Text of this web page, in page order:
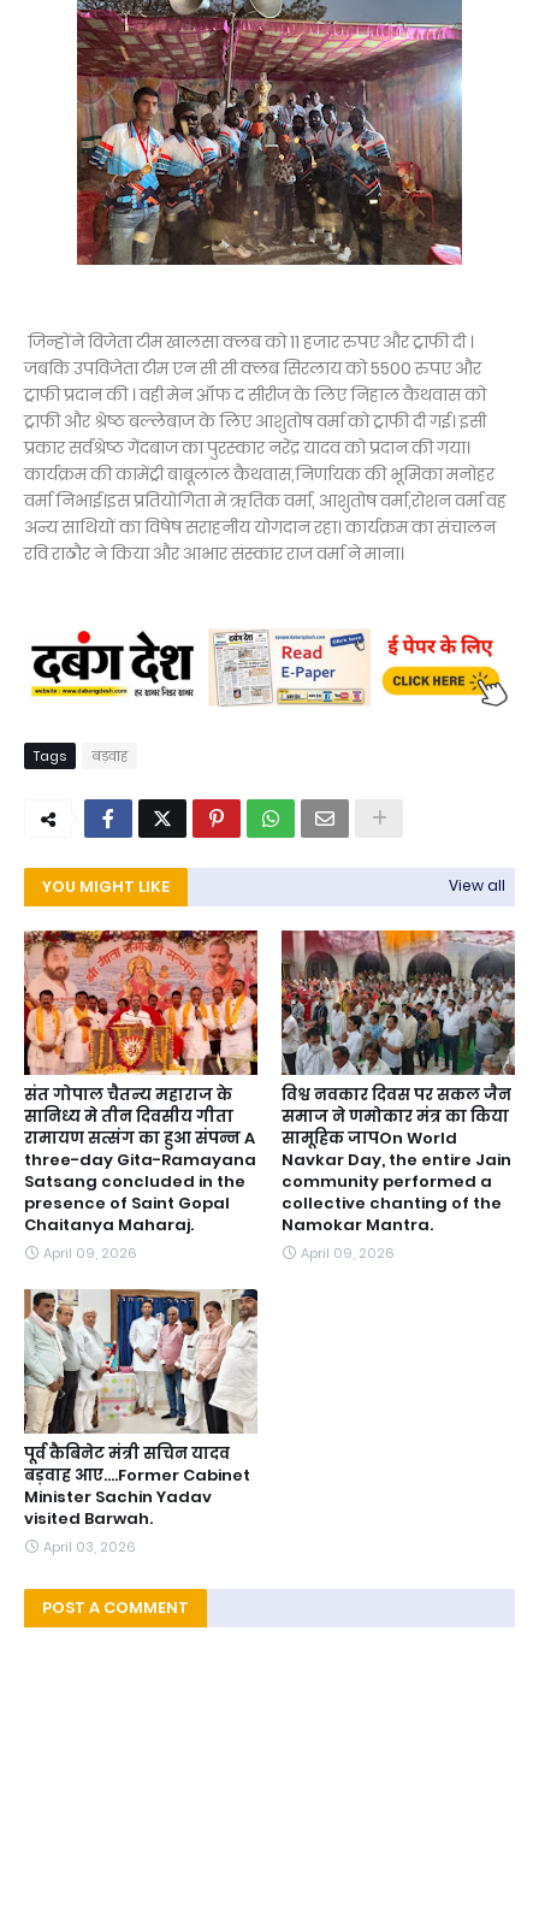
जिन्होंने विजेता टीम खालसा क्लब को 11 हजार रुपए और ट्राफी दी ।
जबकि उपविजेता टीम एन सी सी क्लब सिरलाय को 5500 रुपए और
ट्राफी प्रदान की । वही मेन ऑफ द सीरीज के लिए निहाल कैथवास को
ट्राफी और श्रेष्ठ बल्लेबाज के लिए आशुतोष वर्मा को ट्राफी दी गई। इसी
प्रकार सर्वश्रेष्ठ गेंदबाज का पुरस्कार नरेंद्र यादव को प्रदान की गया।
कार्यक्रम की कामेंट्री बाबूलाल कैथवास,निर्णायक की भूमिका मनोहर
वर्मा निभाई।इस प्रतियोगिता में ऋतिक वर्मा, आशुतोष वर्मा,रोशन वर्मा वह
अन्य साथियों का विषेष सराहनीय योगदान रहा। कार्यक्रम का संचालन
रवि राठौर ने किया और आभार संस्कार राज वर्मा ने माना।
Tags बड़वाह
YOU MIGHT LIKE View all
संत गोपाल चैतन्य महाराज के
सानिध्य मे तीन दिवसीय गीता
रामायण सत्संग का हुआ संपन्न A
three-day Gita-Ramayana
Satsang concluded in the
presence of Saint Gopal
Chaitanya Maharaj.
April 09, 2026
विश्व नवकार दिवस पर सकल जैन
समाज ने णमोकार मंत्र का किया
सामूहिक जापOn World
Navkar Day, the entire Jain
community performed a
collective chanting of the
Namokar Mantra.
April 09, 2026
पूर्व कैबिनेट मंत्री सचिन यादव
बड़वाह आए....Former Cabinet
Minister Sachin Yadav
visited Barwah.
April 03, 2026
POST A COMMENT